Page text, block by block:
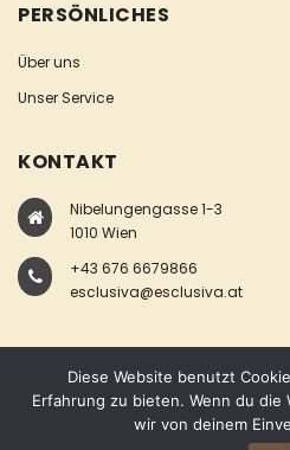
PERSÖNLICHES
Über uns
Unser Service
KONTAKT
Nibelungengasse 1-3
1010 Wien
+43 676 6679866
esclusiva@esclusiva.at
COPYRIGHT ©
Diese Website benutzt
Erfahrung zu bieten. Wenn du
wir von deinem